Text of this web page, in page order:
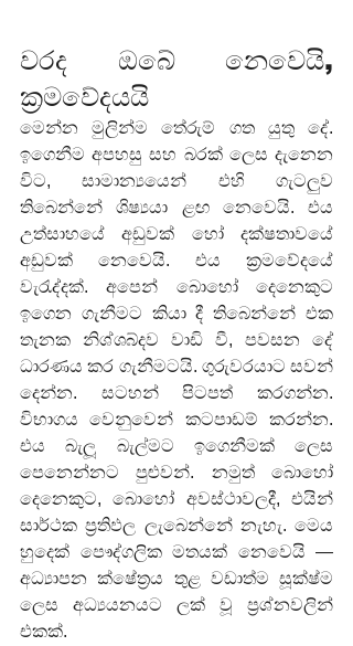
වරද ඔබේ නෙවෙයි,
ක්‍රමවේදයයි
මෙන්න මුලින්ම තේරුම් ගත යුතු දේ.
ඉගෙනීම අපහසු සහ බරක් ලෙස දැනෙන
විට, සාමාන්‍යයෙන් එහි ගැටලුව
තිබෙන්නේ ශිෂ්‍යයා ළඟ නෙවෙයි. එය
උත්සාහයේ අඩුවක් හෝ දක්ෂතාවයේ
අඩුවක් නෙවෙයි. එය ක්‍රමවේදයේ
වැරැද්දක්. අපෙන් බොහෝ දෙනෙකුට
ඉගෙන ගැනීමට කියා දී තිබෙන්නේ එක
තැනක නිශ්ශබ්දව වාඩි වී, පවසන දේ
ධාරණය කර ගැනීමටයි. ගුරුවරයාට සවන්
දෙන්න. සටහන් පිටපත් කරගන්න.
විභාගය වෙනුවෙන් කටපාඩම් කරන්න.
එය බැලූ බැල්මට ඉගෙනීමක් ලෙස
පෙනෙන්නට පුළුවන්. නමුත් බොහෝ
දෙනෙකුට, බොහෝ අවස්ථාවලදී, එයින්
සාර්ථක ප්‍රතිඵල ලැබෙන්නේ නැහැ. මෙය
හුදෙක් පෞද්ගලික මතයක් නෙවෙයි —
අධ්‍යාපන ක්ෂේත්‍රය තුළ වඩාත්ම සූක්ෂ්ම
ලෙස අධ්‍යයනයට ලක් වූ ප්‍රශ්නවලින්
එකක්.